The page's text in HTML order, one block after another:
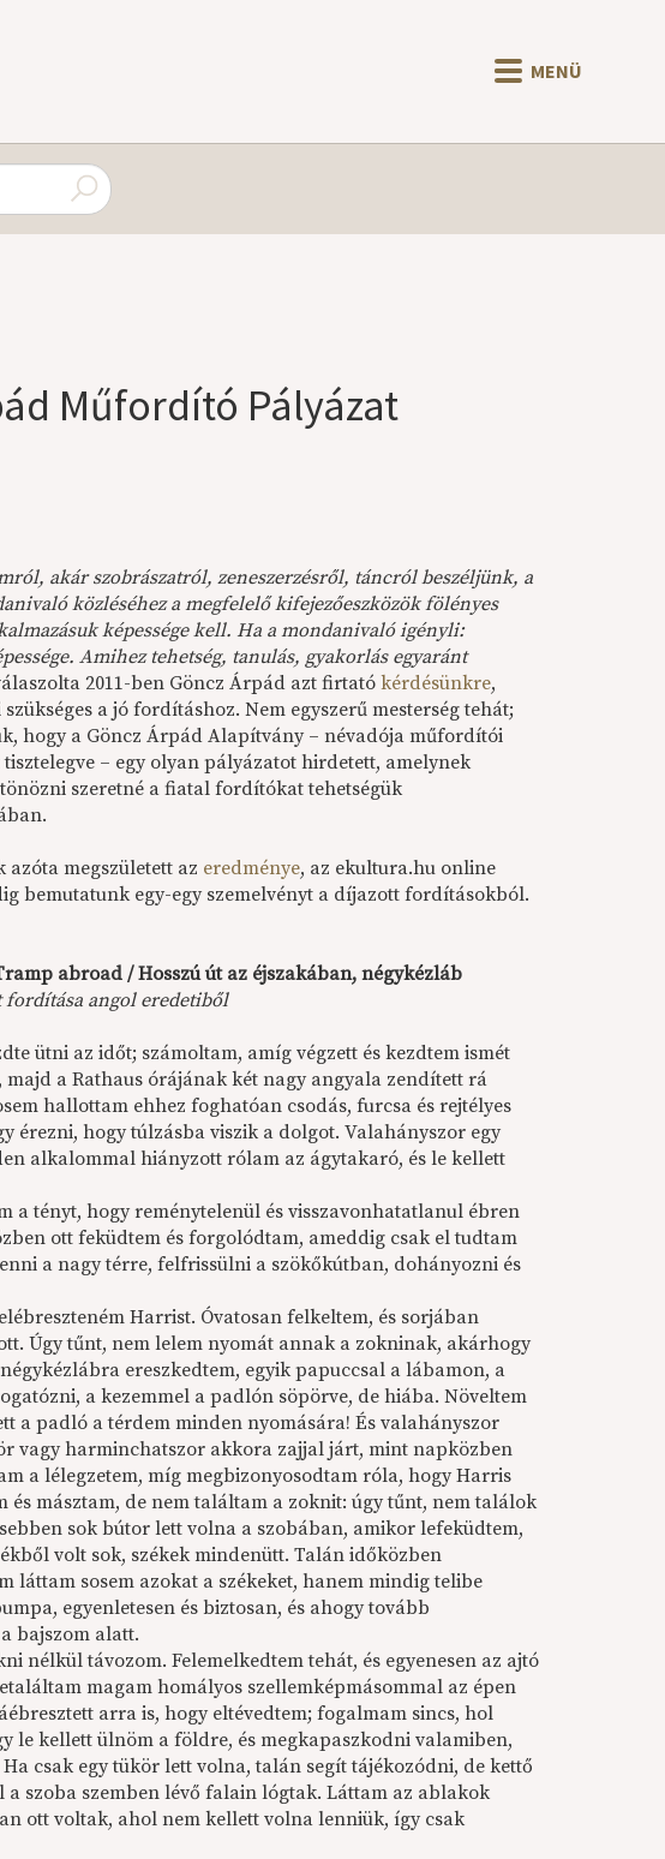
MENÜ
Műfordító Pályázat
akár szobrászatról, zeneszerzésről, táncról beszéljünk, a
közléséhez a megfelelő kifejezőeszközök fölényes
képessége kell. Ha a mondanivaló igényli:
Amihez tehetség, tanulás, gyakorlás egyaránt
2011-ben Göncz Árpád azt firtatókérdésünkre,
a jó fordításhoz. Nem egyszerű mesterség tehát;
hogy a Göncz Árpád Alapítvány – névadója műfordítói
tisztelegve – egy olyan pályázatot hirdetett, amelynek
szeretné a fiatal fordítókat tehetségük
azóta megszületett az eredménye, az ekultura.hu online
bemutatunk egy-egy szemelvényt a díjazott fordításokból.
abroad / Hosszú út az éjszakában, négykézláb
fordítása angol eredetiből
ütni az időt; számoltam, amíg végzett és kezdtem ismét
a Rathaus órájának két nagy angyala zendített rá
hallottam ehhez foghatóan csodás, furcsa és rejtélyes
érezni, hogy túlzásba viszik a dolgot. Valahányszor egy
alkalommal hiányzott rólam az ágytakaró, és le kellett
a tényt, hogy reménytelenül és visszavonhatatlanul ébren
ott feküdtem és forgolódtam, ameddig csak el tudtam
a nagy térre, felfrissülni a szökőkútban, dohányozni és
Harrist. Óvatosan felkeltem, és sorjában
Úgy tűnt, nem lelem nyomát annak a zokninak, akárhogy
ereszkedtem, egyik papuccsal a lábamon, a
a kezemmel a padlón söpörve, de hiába. Növeltem
a padló a térdem minden nyomására! És valahányszor
vagy harminchatszor akkora zajjal járt, mint napközben
a lélegzetem, míg megbizonyosodtam róla, hogy Harris
másztam, de nem találtam a zoknit: úgy tűnt, nem találok
sok bútor lett volna a szobában, amikor lefeküdtem,
volt sok, székek mindenütt. Talán időközben
láttam sosem azokat a székeket, hanem mindig telibe
egyenletesen és biztosan, és ahogy tovább
bajszom alatt.
nélkül távozom. Felemelkedtem tehát, és egyenesen az ajtó
magam homályos szellemképmásommal az épen
arra is, hogy eltévedtem; fogalmam sincs, hol
le kellett ülnöm a földre, és megkapaszkodni valamiben,
csak egy tükör lett volna, talán segít tájékozódni, de kettő
szoba szemben lévő falain lógtak. Láttam az ablakok
ott voltak, ahol nem kellett volna lenniük, így csak